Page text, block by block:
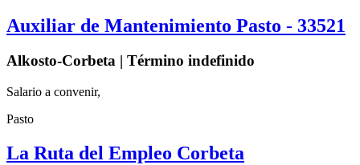
Auxiliar de Mantenimiento Pasto - 33521
Alkosto-Corbeta | Término indefinido
Salario a convenir,
Pasto
La Ruta del Empleo Corbeta